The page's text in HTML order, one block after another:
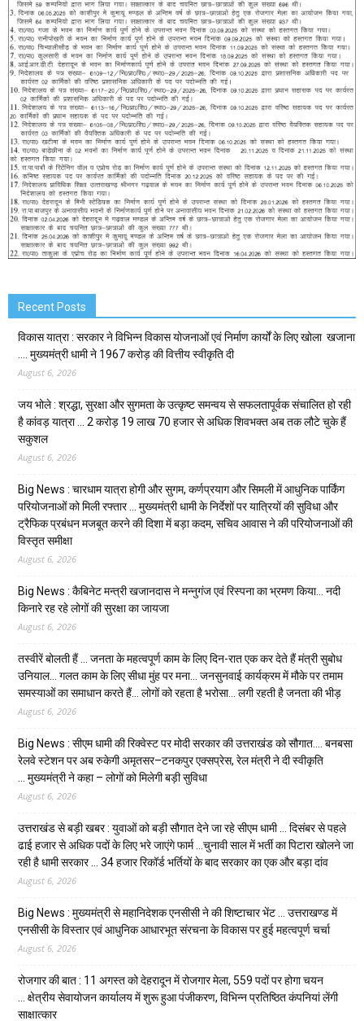
Recent Posts
विकास यात्रा : सरकार ने विभिन्न विकास योजनाओं एवं निर्माण कार्यों के लिए खोला खजाना
…. मुख्यमंत्री धामी ने ₹1967 करोड़ की वित्तीय स्वीकृति दी
August 6, 2026
जय भोले : श्रद्धा, सुरक्षा और सुगमता के उत्कृष्ट समन्वय से सफलतापूर्वक संचालित हो रही
है कांवड़ यात्रा … 2 करोड़ 19 लाख 70 हजार से अधिक शिवभक्त अब तक लौटे चुके हैं
सकुशल
August 6, 2026
Big News : चारधाम यात्रा होगी और सुगम, कर्णप्रयाग और सिमली में आधुनिक पार्किंग
परियोजनाओं को मिली रफ्तार … मुख्यमंत्री धामी के निर्देशों पर यात्रियों की सुविधा और
ट्रैफिक प्रबंधन मजबूत करने की दिशा में बड़ा कदम, सचिव आवास ने की परियोजनाओं की
विस्तृत समीक्षा
August 6, 2026
Big News : कैबिनेट मन्त्री खजानदास ने मन्नुगंज एवं रिस्पना का भ्रमण किया… नदी
किनारे रह रहे लोगों की सुरक्षा का जायजा
August 6, 2026
तस्वीरें बोलती हैं … जनता के महत्वपूर्ण काम के लिए दिन-रात एक कर देते हैं मंत्री सुबोध
उनियाल… गलत काम के लिए सीधा मुंह पर मना… जनसुनवाई कार्यक्रम में मौके पर तमाम
समस्याओं का समाधान करते हैं… लोगों को रहता है भरोसा… लगी रहती है जनता की भीड़
August 6, 2026
Big News : सीएम धामी की रिक्वेस्ट पर मोदी सरकार की उत्तराखंड को सौगात…. बनबसा
रेलवे स्टेशन पर अब रुकेगी अमृतसर–टनकपुर एक्सप्रेस, रेल मंत्री ने दी स्वीकृति
… मुख्यमंत्री ने कहा – लोगों को मिलेगी बड़ी सुविधा
August 6, 2026
उत्तराखंड से बड़ी खबर : युवाओं को बड़ी सौगात देने जा रहे सीएम धामी … दिसंबर से पहले
ढाई हजार से अधिक पदों के लिए भरे जाएंगे फार्म …चुनावी साल में भर्ती का पिटारा खोलने जा
रही है धामी सरकार … 34 हजार रिकॉर्ड भर्तियों के बाद सरकार का एक और बड़ा दांव
August 6, 2026
Big News : मुख्यमंत्री से महानिदेशक एनसीसी ने की शिष्टाचार भेंट … उत्तराखण्ड में
एनसीसी के विस्तार एवं आधुनिक आधारभूत संरचना के विकास पर हुई महत्वपूर्ण चर्चा
August 6, 2026
रोजगार की बात : 11 अगस्त को देहरादून में रोजगार मेला, 559 पदों पर होगा चयन
… क्षेत्रीय सेवायोजन कार्यालय में शुरू हुआ पंजीकरण, विभिन्न प्रतिष्ठित कंपनियां लेंगी
साक्षात्कार